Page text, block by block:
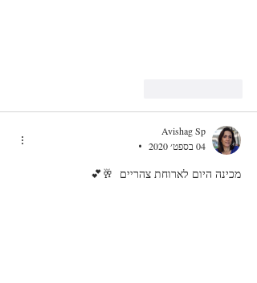
Avishag Sp
04 בספט׳ 2020
•
מכינה היום לארוחת צהריים  🥂💕